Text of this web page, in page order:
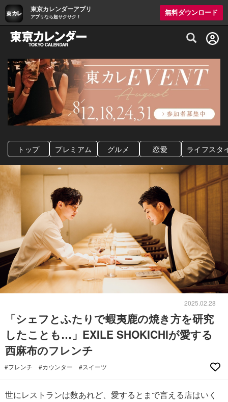
東京カレンダーアプリ
アプリなら超サクサク！
無料ダウンロード
グルメ情報・プレミアムレストラン予約
トップ プレミアム グルメ 恋愛 ライフスタ
2025.02.28
「シェフとふたりで蝦夷鹿の焼き方を研究
したことも…」EXILE SHOKICHIが愛する
西麻布のフレンチ
#フレンチ #カウンター #スイーツ
世にレストランは数あれど、愛するとまで言える店はいく